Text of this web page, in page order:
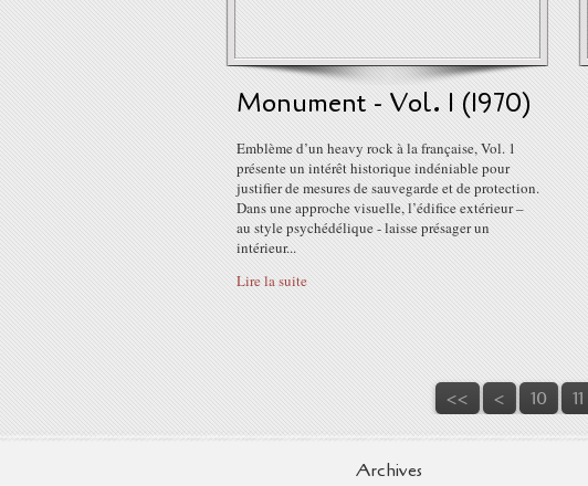
Monument - Vol. 1 (1970)
Emblème d’un heavy rock à la française, Vol. 1
présente un intérêt historique indéniable pour
justifier de mesures de sauvegarde et de protection.
Dans une approche visuelle, l’édifice extérieur –
au style psychédélique - laisse présager un
intérieur...
Lire la suite
<< < 10 11
Archives